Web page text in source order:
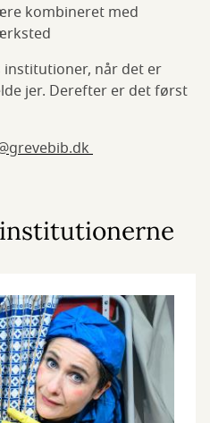
kombineret med
institutioner, når det er
jer. Derefter er det først